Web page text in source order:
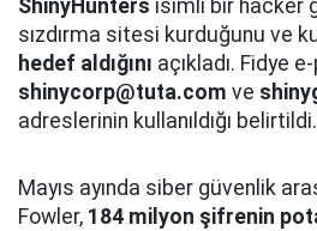
ShinyHunters isimli bir hacker
sızdırma sitesi kurduğunu ve
hedef aldığını açıkladı. Fidye
shinycorp@tuta.com ve
adreslerinin kullanıldığı belirtildi.
Mayıs ayında siber güvenlik
Fowler, 184 milyon şifrenin